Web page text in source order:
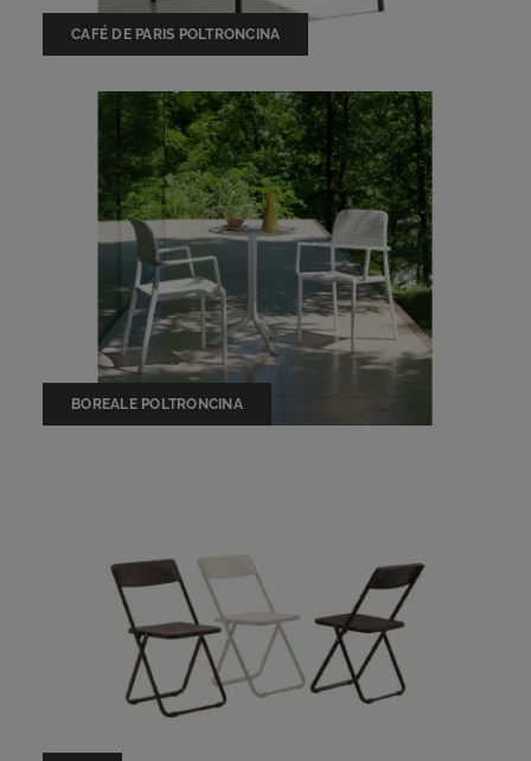
CAFÉ DE PARIS POLTRONCINA
BOREALE POLTRONCINA